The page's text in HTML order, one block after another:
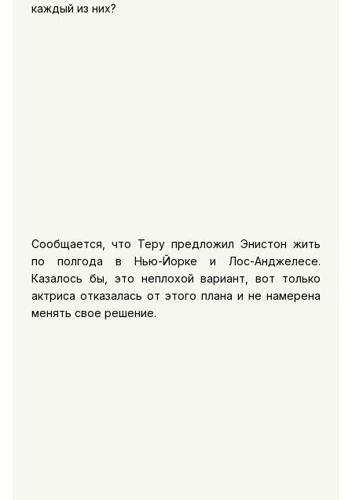
каждый из них?
Сообщается, что Теру предложил Энистон жить
по полгода в Нью-Йорке и Лос-Анджелесе.
Казалось бы, это неплохой вариант, вот только
актриса отказалась от этого плана и не намерена
менять свое решение.